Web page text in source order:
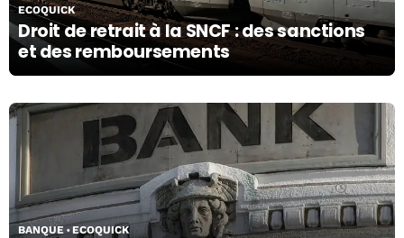
Droit de retrait à la SNCF : des sanctions
et des remboursements
ECOQUICK
BANQUE ECOQUICK
23/03/23